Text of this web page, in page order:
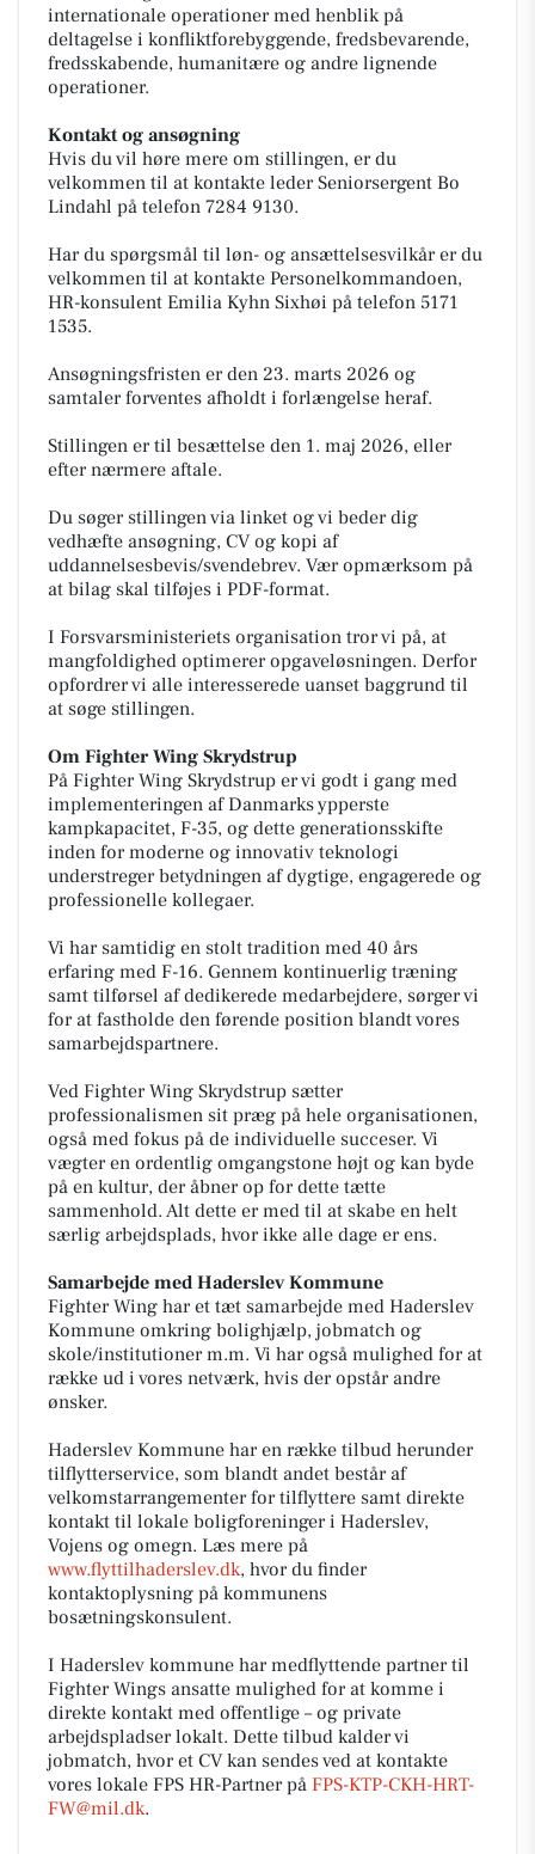
internationale operationer med henblik på
deltagelse i konfliktforebyggende, fredsbevarende,
fredsskabende, humanitære og andre lignende
operationer.
Kontakt og ansøgning
Hvis du vil høre mere om stillingen, er du
velkommen til at kontakte leder Seniorsergent Bo
Lindahl på telefon 7284 9130.
Har du spørgsmål til løn- og ansættelsesvilkår er du
velkommen til at kontakte Personelkommandoen,
HR-konsulent Emilia Kyhn Sixhøi på telefon 5171
1535.
Ansøgningsfristen er den 23. marts 2026 og
samtaler forventes afholdt i forlængelse heraf.
Stillingen er til besættelse den 1. maj 2026, eller
efter nærmere aftale.
Du søger stillingen via linket og vi beder dig
vedhæfte ansøgning, CV og kopi af
uddannelsesbevis/svendebrev. Vær opmærksom på
at bilag skal tilføjes i PDF-format.
I Forsvarsministeriets organisation tror vi på, at
mangfoldighed optimerer opgaveløsningen. Derfor
opfordrer vi alle interesserede uanset baggrund til
at søge stillingen.
Om Fighter Wing Skrydstrup
På Fighter Wing Skrydstrup er vi godt i gang med
implementeringen af Danmarks ypperste
kampkapacitet, F-35, og dette generationsskifte
inden for moderne og innovativ teknologi
understreger betydningen af dygtige, engagerede og
professionelle kollegaer.
Vi har samtidig en stolt tradition med 40 års
erfaring med F-16. Gennem kontinuerlig træning
samt tilførsel af dedikerede medarbejdere, sørger vi
for at fastholde den førende position blandt vores
samarbejdspartnere.
Ved Fighter Wing Skrydstrup sætter
professionalismen sit præg på hele organisationen,
også med fokus på de individuelle succeser. Vi
vægter en ordentlig omgangstone højt og kan byde
på en kultur, der åbner op for dette tætte
sammenhold. Alt dette er med til at skabe en helt
særlig arbejdsplads, hvor ikke alle dage er ens.
Samarbejde med Haderslev Kommune
Fighter Wing har et tæt samarbejde med Haderslev
Kommune omkring bolighjælp, jobmatch og
skole/institutioner m.m. Vi har også mulighed for at
række ud i vores netværk, hvis der opstår andre
ønsker.
Haderslev Kommune har en række tilbud herunder
tilflytterservice, som blandt andet består af
velkomstarrangementer for tilflyttere samt direkte
kontakt til lokale boligforeninger i Haderslev,
Vojens og omegn. Læs mere på
www.flyttilhaderslev.dk, hvor du finder
kontaktoplysning på kommunens
bosætningskonsulent.
I Haderslev kommune har medflyttende partner til
Fighter Wings ansatte mulighed for at komme i
direkte kontakt med offentlige – og private
arbejdspladser lokalt. Dette tilbud kalder vi
jobmatch, hvor et CV kan sendes ved at kontakte
vores lokale FPS HR-Partner på FPS-KTP-CKH-HRT-
FW@mil.dk.